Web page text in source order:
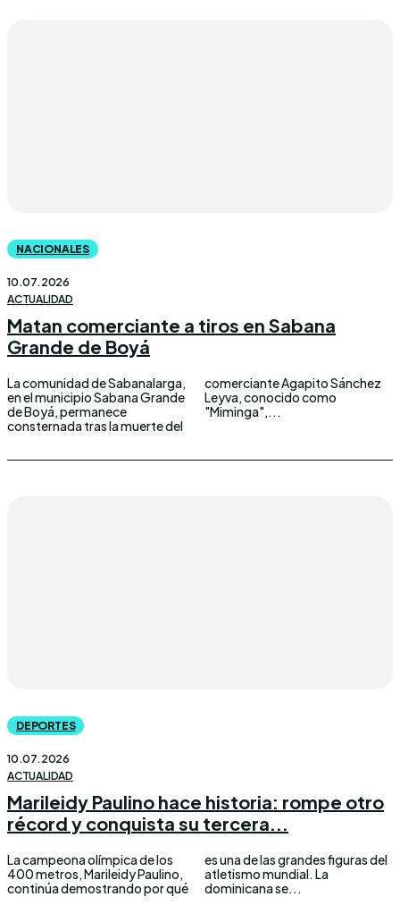
NACIONALES
10.07.2026
ACTUALIDAD
Matan comerciante a tiros en Sabana
Grande de Boyá
La comunidad de Sabanalarga,
en el municipio Sabana Grande
de Boyá, permanece
consternada tras la muerte del
comerciante Agapito Sánchez
Leyva, conocido como
"Miminga",...
DEPORTES
10.07.2026
ACTUALIDAD
Marileidy Paulino hace historia: rompe otro
récord y conquista su tercera...
La campeona olímpica de los
400 metros, Marileidy Paulino,
continúa demostrando por qué
es una de las grandes figuras del
atletismo mundial. La
dominicana se...